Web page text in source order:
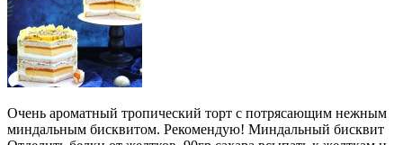
Очень ароматный тропический торт с потрясающим нежным
миндальным бисквитом. Рекомендую! Миндальный бисквит